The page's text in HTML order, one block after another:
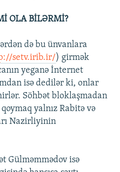
OLA BİLƏRMİ?
də bu ünvanlara
setv.irib.ir/) girmək
yeganə İnternet
isə dedilər ki, onlar
Söhbət bloklaşmadan
yalnız Rabitə və
Nazirliyinin
Gülməmmədov isə